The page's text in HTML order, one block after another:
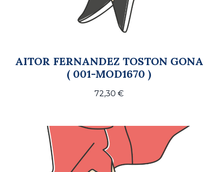
AITOR FERNANDEZ TOSTON GONA
( 001-MOD1670 )
72,30 €